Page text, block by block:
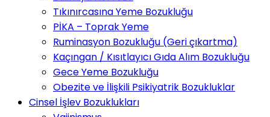
Tıkınırcasına Yeme Bozukluğu
PİKA – Toprak Yeme
Ruminasyon Bozukluğu (Geri çıkartma)
Kaçıngan / Kısıtlayıcı Gıda Alım Bozukluğu
Gece Yeme Bozukluğu
Obezite ve İlişkili Psikiyatrik Bozukluklar
Cinsel İşlev Bozuklukları